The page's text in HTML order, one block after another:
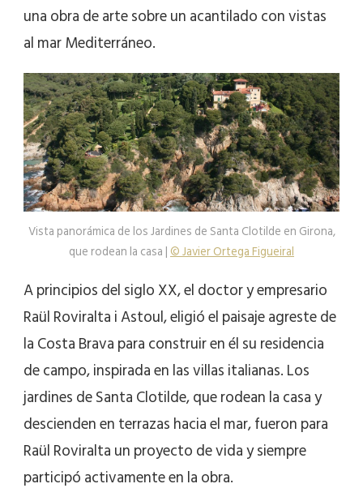
una obra de arte sobre un acantilado con vistas
al mar Mediterráneo.
Vista panorámica de los Jardines de Santa Clotilde en Girona,
que rodean la casa |© Javier Ortega Figueiral
A principios del siglo XX, el doctor y empresario
Raül Roviralta i Astoul, eligió el paisaje agreste de
la Costa Brava para construir en él su residencia
de campo, inspirada en las villas italianas. Los
jardines de Santa Clotilde, que rodean la casa y
descienden en terrazas hacia el mar, fueron para
Raül Roviralta un proyecto de vida y siempre
participó activamente en la obra.